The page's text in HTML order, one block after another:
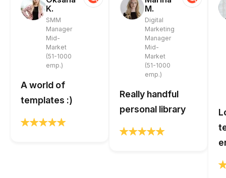
K.
SMM
Manager
Mid-
Market
(51-1000
emp.)
A world of
templates :)
M.
Digital
Marketing
Manager
Mid-
Market
(51-1000
emp.)
Really handful
personal library